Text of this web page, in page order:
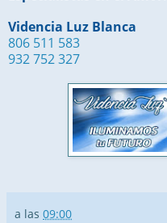
Videncia Luz Blanca
806 511 583
932 752 327
a las 09:00